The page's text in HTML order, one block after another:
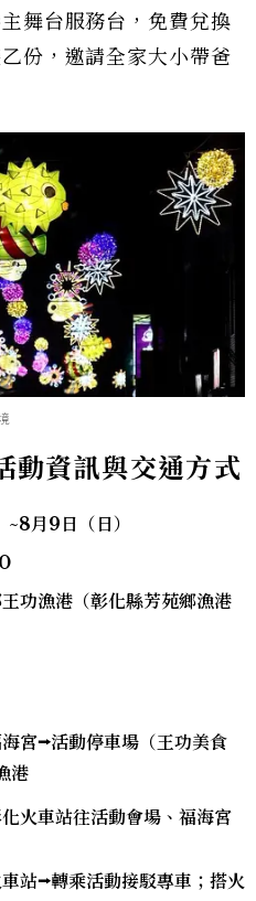
舞台服務台，免費兌換
份，邀請全家大小帶爸
資訊與交通方式
月9日（日）
功漁港（彰化縣芳苑鄉漁港
海宮⭢活動停車場（王功美食
港
化火車站往活動會場、福海宮
車站⭢轉乘活動接駁專車；搭火